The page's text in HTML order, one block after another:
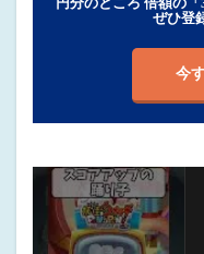
ぜひ登
今